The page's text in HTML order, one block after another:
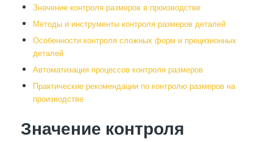
Значение контроля размеров в производстве
Методы и инструменты контроля размеров деталей
Особенности контроля сложных форм и прецизионных
деталей
Автоматизация процессов контроля размеров
Практические рекомендации по контролю размеров на
производстве
Значение контроля